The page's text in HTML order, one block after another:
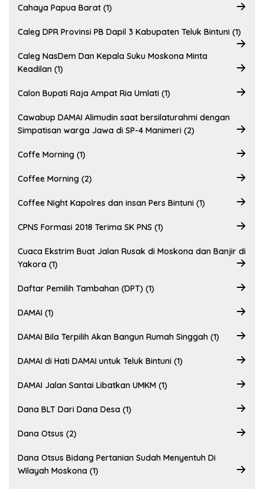
Cahaya Papua Barat (1)
Caleg DPR Provinsi PB Dapil 3 Kabupaten Teluk Bintuni (1)
Caleg NasDem Dan Kepala Suku Moskona Minta
Keadilan (1)
Calon Bupati Raja Ampat Ria Umlati (1)
Cawabup DAMAI Alimudin saat bersilaturahmi dengan
Simpatisan warga Jawa di SP-4 Manimeri (2)
Coffe Morning (1)
Coffee Morning (2)
Coffee Night Kapolres dan insan Pers Bintuni (1)
CPNS Formasi 2018 Terima SK PNS (1)
Cuaca Ekstrim Buat Jalan Rusak di Moskona dan Banjir di
Yakora (1)
Daftar Pemilih Tambahan (DPT) (1)
DAMAI (1)
DAMAI Bila Terpilih Akan Bangun Rumah Singgah (1)
DAMAI di Hati DAMAI untuk Teluk Bintuni (1)
DAMAI Jalan Santai Libatkan UMKM (1)
Dana BLT Dari Dana Desa (1)
Dana Otsus (2)
Dana Otsus Bidang Pertanian Sudah Menyentuh Di
Wilayah Moskona (1)